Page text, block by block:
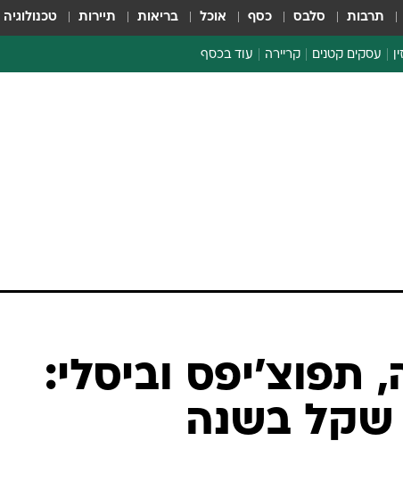
תרבות סלבס כסף אוכל בריאות תיירות טכנולוגיה
עסקים קטנים קריירה עוד בכסף
תפוצ'יפס וביסלי:
שקל בשנה